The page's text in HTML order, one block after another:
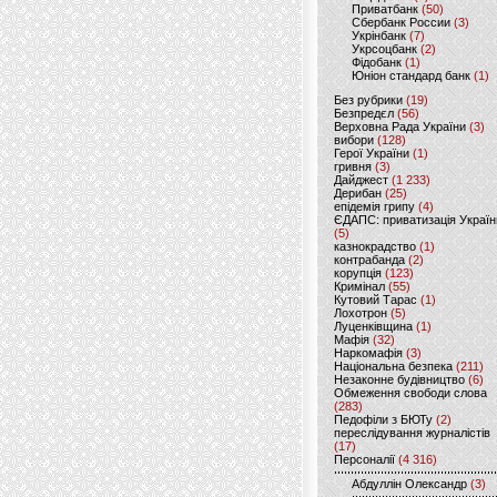
Приватбанк (50)
Сбербанк России (3)
Укрінбанк(7)
Укрсоцбанк (2)
Фідобанк (1)
Юніон стандард банк(1)
Без рубрики (19)
Безпредєл(56)
Верховна Рада України (3)
вибори(128)
Герої України(1)
гривня (3)
Дайджест (1 233)
Дерибан (25)
епідемія грипу (4)
ЄДАПС: приватизація
(5)
казнокрадство (1)
контрабанда (2)
корупція (123)
Кримінал (55)
Кутовий Тарас (1)
Лохотрон(5)
Луценківщина (1)
Мафія (32)
Наркомафія (3)
Національна безпека (211)
Незаконне будівництво(6)
Обмеження свободи слова
(283)
Педофіли з БЮТу (2)
переслідування журналістів
(17)
Персоналії (4 316)
Абдуллін Олександр (3)